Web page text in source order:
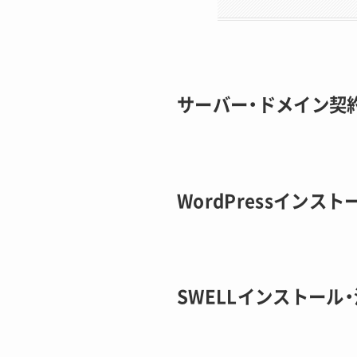
サーバー・ドメイン契
WordPressインスト
SWELLインストール